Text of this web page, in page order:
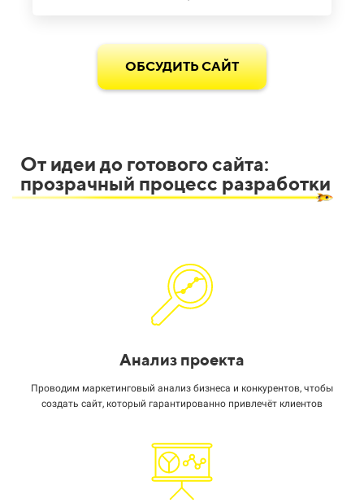
ОБСУДИТЬ САЙТ
От идеи до готового сайта:
прозрачный процесс разработки
Анализ проекта
Проводим маркетинговый анализ бизнеса и конкурентов, чтобы
создать сайт, который гарантированно привлечёт клиентов